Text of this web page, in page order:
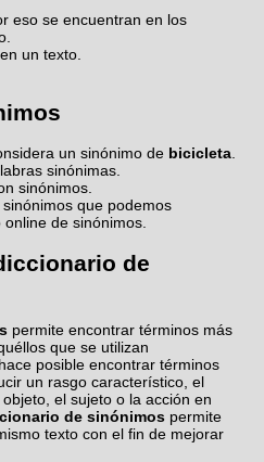
eso se encuentran en los
un texto.
un sinónimo de bicicleta.
sinónimas.
sinónimos.
que podemos
de sinónimos.
de
permite encontrar términos más
que se utilizan
posible encontrar términos
un rasgo característico, el
el sujeto o la acción en
de sinónimos permite
texto con el fin de mejorar